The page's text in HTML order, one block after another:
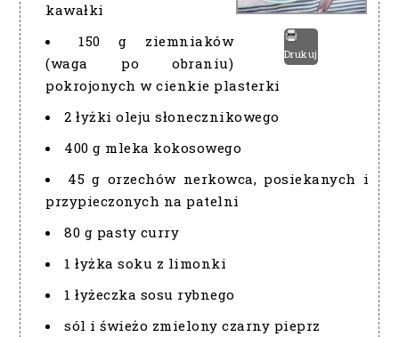
Drukuj
kawałki
150 g ziemniaków
(waga po obraniu)
pokrojonych w cienkie plasterki
2 łyżki oleju słonecznikowego
400 g mleka kokosowego
45 g orzechów nerkowca, posiekanych i
przypieczonych na patelni
80 g pasty curry
1 łyżka soku z limonki
1 łyżeczka sosu rybnego
sól i świeżo zmielony czarny pieprz